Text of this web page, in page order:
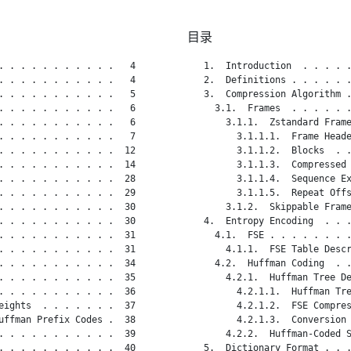
目录
. . . . . . . . . .   4
. . . . . . . . . .   4
. . . . . . . . . .   5
. . . . . . . . . .   6
. . . . . . . . . .   6
. . . . . . . . . .   7
. . . . . . . . . .  12
. . . . . . . . . .  14
. . . . . . . . . .  28
. . . . . . . . . .  29
. . . . . . . . . .  30
. . . . . . . . . .  30
. . . . . . . . . .  31
. . . . . . . . . .  31
. . . . . . . . . .  34
. . . . . . . . . .  35
. . . . . . . . . .  36
. . . . . . .  37
Prefix Codes .  38
. . . . . . . . . .  39
. . . . . . . . . .  40
1.  Introduction  . . . .
2.  Definitions . . . . .
3.  Compression Algorithm
3.1.  Frames  . . . . .
3.1.1.  Zstandard
3.1.1.1.  Frame
3.1.1.2.  Blocks  .
3.1.1.3.
3.1.1.4.  Sequence
3.1.1.5.  Repeat
3.1.2.  Skippable
4.  Entropy Encoding  . .
4.1.  FSE . . . . . . .
4.1.1.  FSE Table
4.2.  Huffman Coding  .
4.2.1.  Huffman Tree
4.2.1.1.  Huffman
4.2.1.2.  FSE
4.2.1.3.
4.2.2.  Huffman-Coded
5.  Dictionary Format . .